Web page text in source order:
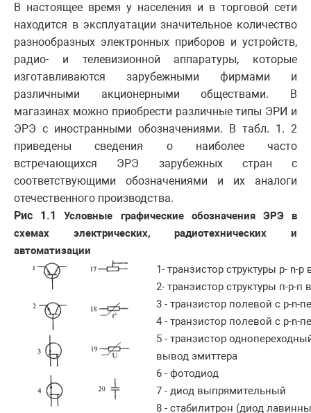
В настоящее время у населения и в торговой сети
находится в эксплуатации значительное количество
разнообразных электронных приборов и устройств,
радио- и телевизионной аппаратуры, которые
изготавливаются зарубежными фирмами и
различными акционерными обществами. В
магазинах можно приобрести различные типы ЭРИ и
ЭРЭ с иностранными обозначениями. В табл. 1. 2
приведены сведения о наиболее часто
встречающихся ЭРЭ зарубежных стран с
соответствующими обозначениями и их аналоги
отечественного производства.
Рис 1.1Условные графические обозначения ЭРЭ в
схемах электрических, радиотехнических и
автоматизации
1- транзистор структуры р- n-
2- транзистор структуры п-р-
3 - транзистор полевой с p-n-
4 - транзистор полевой с p-n-
5 - транзистор
вывод эмиттера
6 - фотодиод
7 - диод выпрямительный
8 - стабилитрон (диод